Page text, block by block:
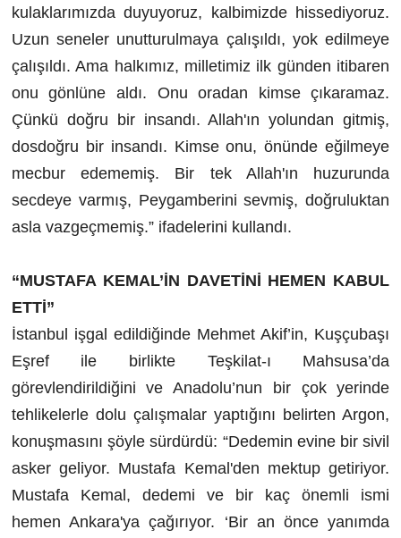
kulaklarımızda duyuyoruz, kalbimizde hissediyoruz.
Uzun seneler unutturulmaya çalışıldı, yok edilmeye
çalışıldı. Ama halkımız, milletimiz ilk günden itibaren
onu gönlüne aldı. Onu oradan kimse çıkaramaz.
Çünkü doğru bir insandı. Allah'ın yolundan gitmiş,
dosdoğru bir insandı. Kimse onu, önünde eğilmeye
mecbur edememiş. Bir tek Allah'ın huzurunda
secdeye varmış, Peygamberini sevmiş, doğruluktan
asla vazgeçmemiş.” ifadelerini kullandı.
“MUSTAFA KEMAL’İN DAVETİNİ HEMEN KABUL
ETTİ”
İstanbul işgal edildiğinde Mehmet Akif’in, Kuşçubaşı
Eşref ile birlikte Teşkilat-ı Mahsusa’da
görevlendirildiğini ve Anadolu’nun bir çok yerinde
tehlikelerle dolu çalışmalar yaptığını belirten Argon,
konuşmasını şöyle sürdürdü: “Dedemin evine bir sivil
asker geliyor. Mustafa Kemal'den mektup getiriyor.
Mustafa Kemal, dedemi ve bir kaç önemli ismi
hemen Ankara'ya çağırıyor. ‘Bir an önce yanımda